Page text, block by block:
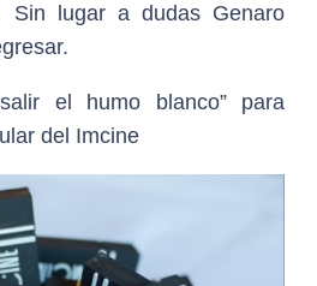
Sin lugar a dudas Genaro
el humo blanco” para
del Imcine